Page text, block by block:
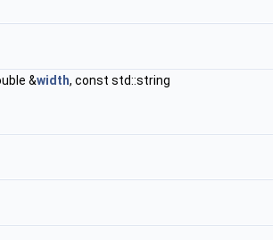
&width, const std::string